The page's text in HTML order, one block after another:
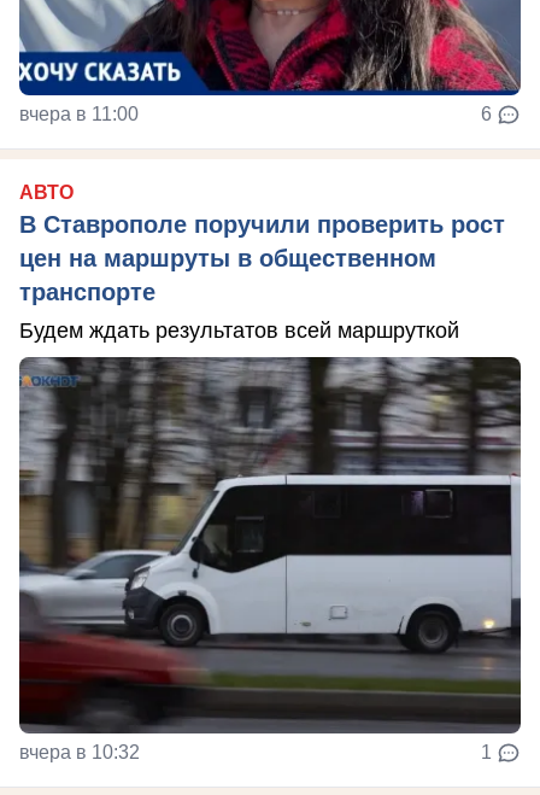
вчера в 11:00 6
АВТО
В Ставрополе поручили проверить рост
цен на маршруты в общественном
транспорте
Будем ждать результатов всей маршруткой
вчера в 10:32 1